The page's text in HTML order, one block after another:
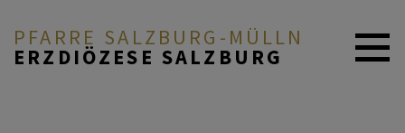
PFARRE SALZBURG-MÜLLN
ERZDIÖZESE SALZBURG